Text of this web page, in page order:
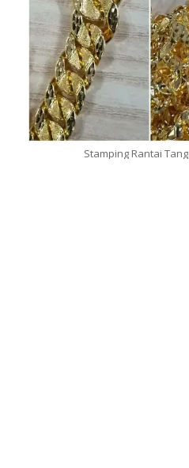
Stamping Rantai